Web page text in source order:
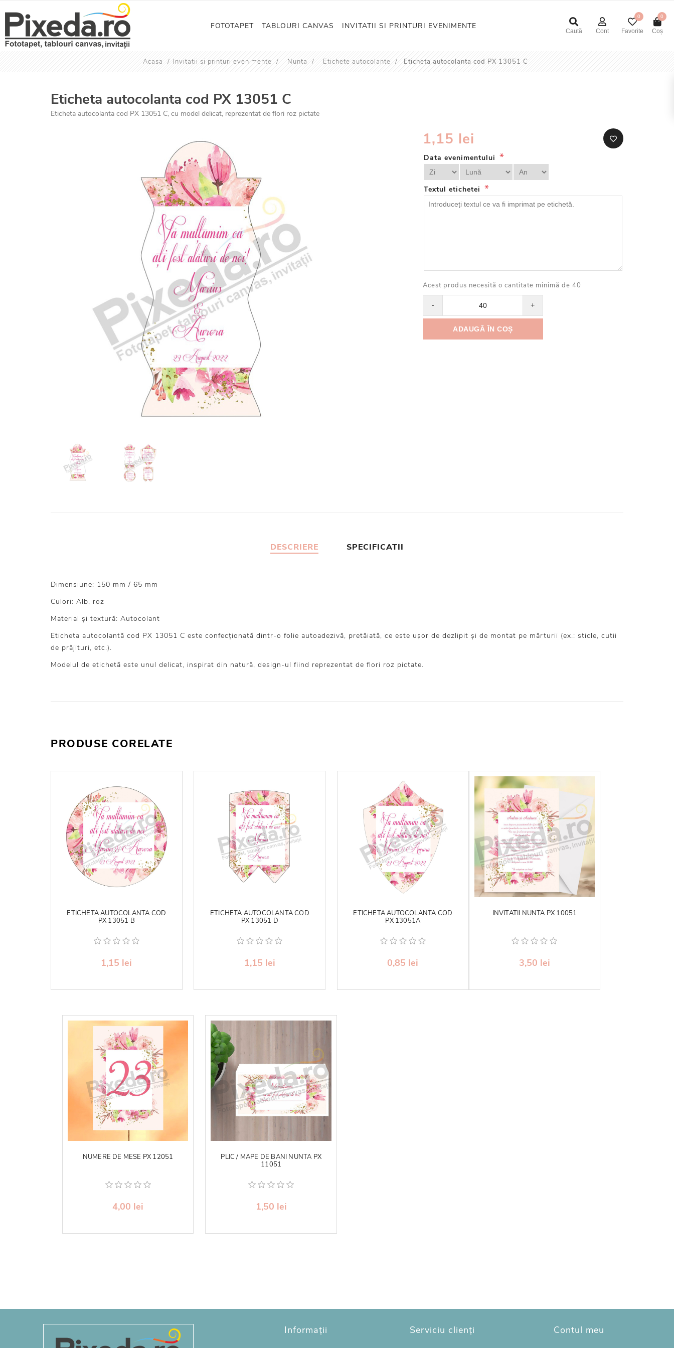
FOTOTAPET TABLOURI CANVAS INVITATII SI PRINTURI EVENIMENTE
Caută Cont Favorite
0
Coș
0
Acasa / Invitatii si printuri evenimente / Nunta / Etichete autocolante / Eticheta autocolanta cod PX 13051 C
Eticheta autocolanta cod PX 13051 C
Eticheta autocolanta cod PX 13051 C, cu model delicat, reprezentat de flori roz pictate
1,15 lei
Data evenimentului *
Textul etichetei *
Acest produs necesită o cantitate minimă de 40
- +
DESCRIERE SPECIFICATII
Dimensiune: 150 mm / 65 mm
Culori: Alb, roz
Material și textură: Autocolant
Eticheta autocolantă cod PX 13051 C este confecționată dintr-o folie autoadezivă, pretăiată, ce este ușor de dezlipit și de montat pe mărturii (ex.: sticle, cutii
de prăjituri, etc.).
Modelul de etichetă este unul delicat, inspirat din natură, design-ul fiind reprezentat de flori roz pictate.
PRODUSE CORELATE
ETICHETA AUTOCOLANTA COD
PX 13051 B
1,15 lei
ETICHETA AUTOCOLANTA COD
PX 13051 D
1,15 lei
ETICHETA AUTOCOLANTA COD
PX 13051A
0,85 lei
INVITATII NUNTA PX 10051
3,50 lei
NUMERE DE MESE PX 12051
4,00 lei
PLIC / MAPE DE BANI NUNTA PX
11051
1,50 lei
Informații Serviciu clienți Contul meu